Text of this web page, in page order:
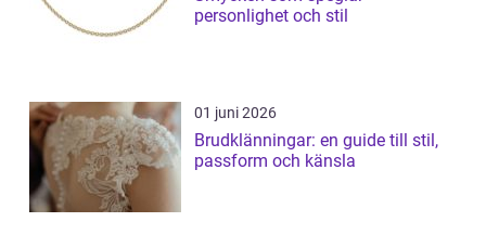
personlighet och stil
01 juni 2026
Brudklänningar: en guide till stil,
passform och känsla